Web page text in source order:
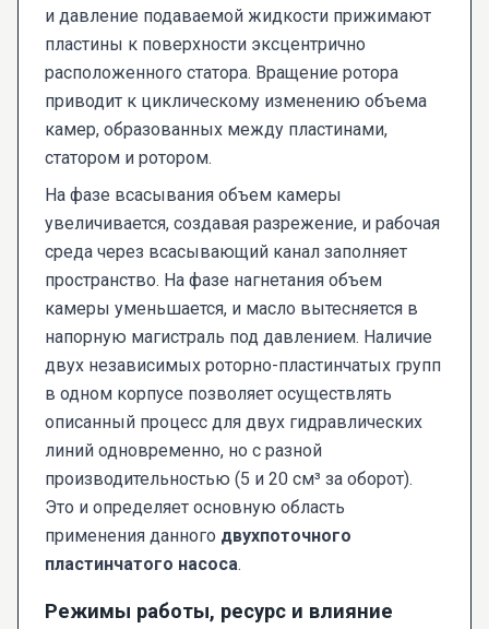
и давление подаваемой жидкости прижимают
пластины к поверхности эксцентрично
расположенного статора. Вращение ротора
приводит к циклическому изменению объема
камер, образованных между пластинами,
статором и ротором.
На фазе всасывания объем камеры
увеличивается, создавая разрежение, и рабочая
среда через всасывающий канал заполняет
пространство. На фазе нагнетания объем
камеры уменьшается, и масло вытесняется в
напорную магистраль под давлением. Наличие
двух независимых роторно-пластинчатых групп
в одном корпусе позволяет осуществлять
описанный процесс для двух гидравлических
линий одновременно, но с разной
производительностью (5 и 20 см³ за оборот).
Это и определяет основную область
применения данного двухпоточного
пластинчатого насоса.
Режимы работы, ресурс и влияние